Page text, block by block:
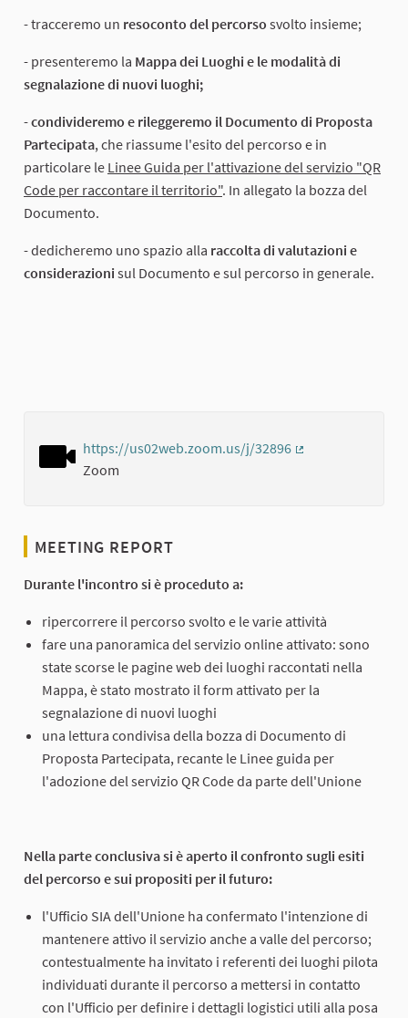
- tracceremo un resoconto del percorso svolto insieme;
- presenteremo la Mappa dei Luoghi e le modalità di
segnalazione di nuovi luoghi;
-condivideremo e rileggeremo il Documento di Proposta
Partecipata, che riassume l'esito del percorso e in
particolare le Linee Guida per l'attivazione del servizio "QR
Code per raccontare il territorio". In allegato la bozza del
Documento.
- dedicheremo uno spazio alla raccolta di valutazioni e
considerazioni sul Documento e sul percorso in generale.
https://us02web.zoom.us/j/32896
Zoom
MEETING REPORT
Durante l'incontro si è proceduto a:
ripercorrere il percorso svolto e le varie attività
fare una panoramica del servizio online attivato: sono
state scorse le pagine web dei luoghi raccontati nella
Mappa, è stato mostrato il form attivato per la
segnalazione di nuovi luoghi
una lettura condivisa della bozza di Documento di
Proposta Partecipata, recante le Linee guida per
l'adozione del servizio QR Code da parte dell'Unione
Nella parte conclusiva si è aperto il confronto sugli esiti
del percorso e sui propositi per il futuro:
l'Ufficio SIA dell'Unione ha confermato l'intenzione di
mantenere attivo il servizio anche a valle del percorso;
contestualmente ha invitato i referenti dei luoghi pilota
individuati durante il percorso a mettersi in contatto
con l'Ufficio per definire i dettagli logistici utili alla posa